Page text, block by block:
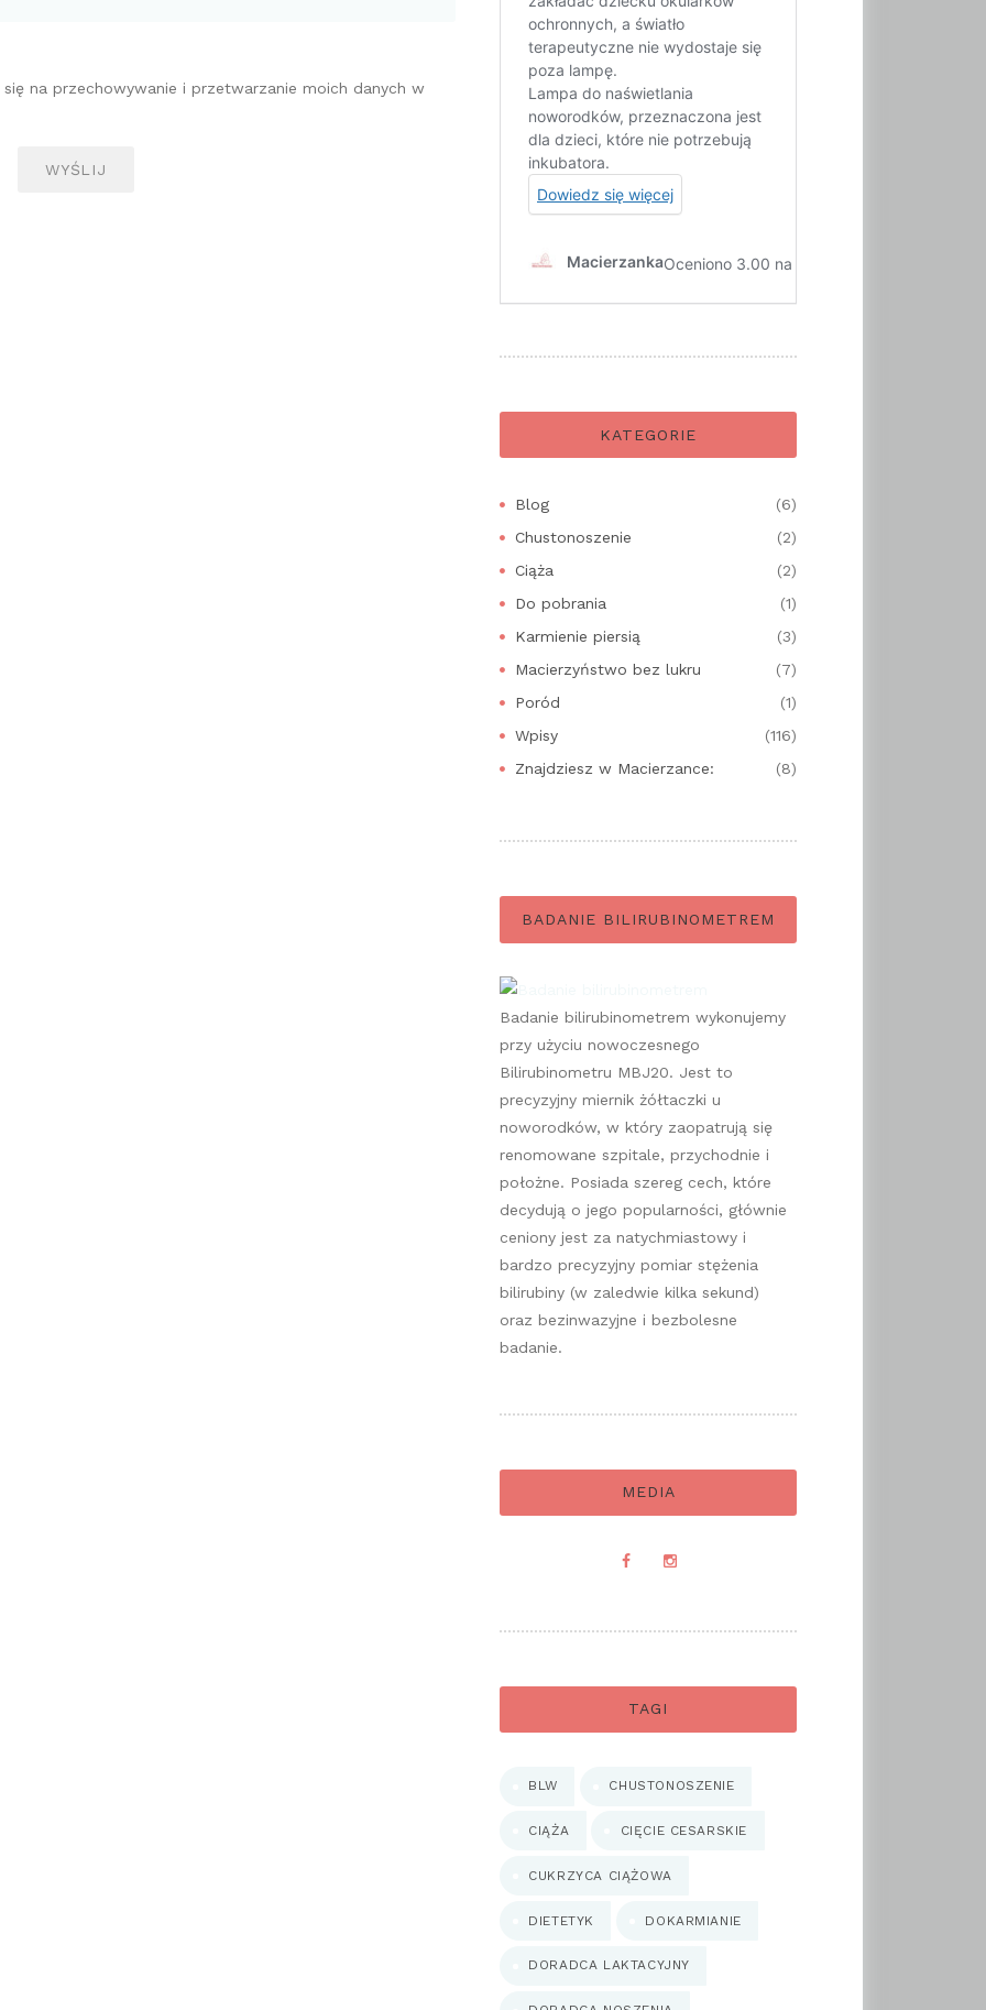
na przechowywanie i przetwarzanie moich danych w
KATEGORIE
Blog
(6)
Chustonoszenie
(2)
Ciąża
(2)
Do pobrania
(1)
Karmienie piersią
(3)
Macierzyństwo bez lukru
(7)
Poród
(1)
Wpisy
(116)
Znajdziesz w Macierzance:
(8)
BADANIE BILIRUBINOMETREM
Badanie bilirubinometrem wykonujemy
przy użyciu nowoczesnego
Bilirubinometru MBJ20. Jest to
precyzyjny miernik żółtaczki u
noworodków, w który zaopatrują się
renomowane szpitale, przychodnie i
położne. Posiada szereg cech, które
decydują o jego popularności, głównie
ceniony jest za natychmiastowy i
bardzo precyzyjny pomiar stężenia
bilirubiny (w zaledwie kilka sekund)
oraz bezinwazyjne i bezbolesne
badanie.
MEDIA
TAGI
BLW CHUSTONOSZENIE
CIĄŻA CIĘCIE CESARSKIE
CUKRZYCA CIĄŻOWA
DIETETYK DOKARMIANIE
DORADCA LAKTACYJNY